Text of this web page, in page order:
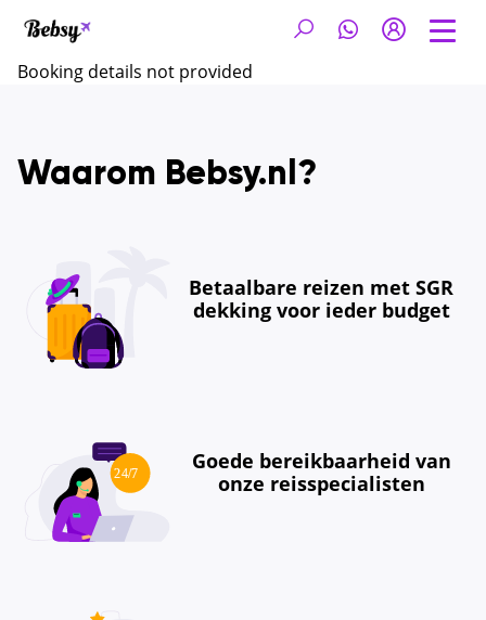
Booking details not provided
Waarom Bebsy.nl?
Betaalbare reizen met SGR
dekking voor ieder budget
Goede bereikbaarheid van
onze reisspecialisten